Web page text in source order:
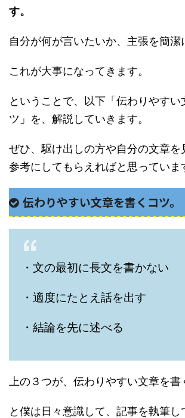
す。
自分が何が言いたいか、主張を簡潔
これが大事になってきます。
ということで、以下「伝わりやすい
ツ」を、解説していきます。
ぜひ、駆け出しの方や自分の文章を
参考にしてもらえればと思っていま
伝わりやすい文章を書くコツ。
・文の最初に長文を書かない
・適度にたとえ話を出す
・結論を先に述べる
上の３つが、伝わりやすい文章を書
と僕は日々意識して、記事を執筆し